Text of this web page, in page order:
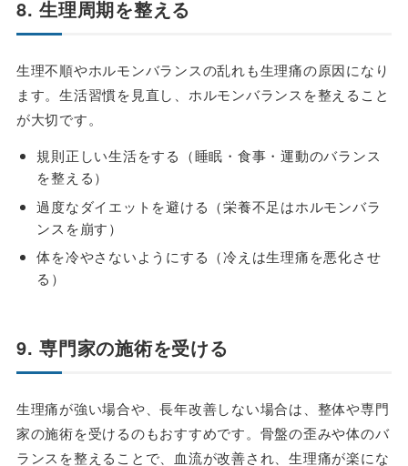
8. 生理周期を整える
生理不順やホルモンバランスの乱れも生理痛の原因になり
ます。生活習慣を見直し、ホルモンバランスを整えること
が大切です。
規則正しい生活をする（睡眠・食事・運動のバランス
を整える）
過度なダイエットを避ける（栄養不足はホルモンバラ
ンスを崩す）
体を冷やさないようにする（冷えは生理痛を悪化させ
る）
9. 専門家の施術を受ける
生理痛が強い場合や、長年改善しない場合は、整体や専門
家の施術を受けるのもおすすめです。骨盤の歪みや体のバ
ランスを整えることで、血流が改善され、生理痛が楽にな